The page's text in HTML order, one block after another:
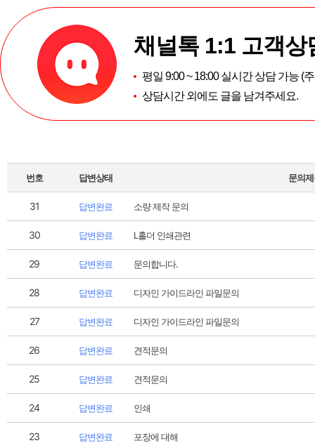
채널톡 1:1 고객상
평일 9:00 ~ 18:00 실시간 상담 가능 (
상담시간 외에도 글을 남겨주세요.
번호 답변상태 문의
31 답변완료 소량 제작 문의
30 답변완료 L홀더 인쇄관련
29 답변완료 문의합니다.
28 답변완료 디자인 가이드라인 파일문의
27 답변완료 디자인 가이드라인 파일문의
26 답변완료 견적문의
25 답변완료 견적문의
24 답변완료 인쇄
23 답변완료 포장에 대해